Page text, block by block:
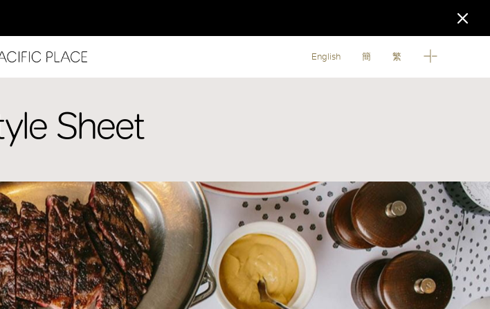
English 簡 繁
Sheet